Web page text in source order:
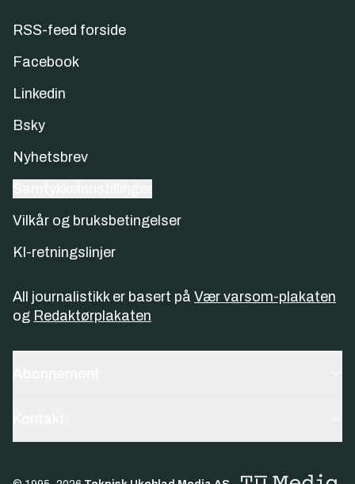
RSS-feed forside
Facebook
Linkedin
Bsky
Nyhetsbrev
Vilkår og bruksbetingelser
KI-retningslinjer
All journalistikk er basert på Vær varsom-plakaten
og Redaktørplakaten